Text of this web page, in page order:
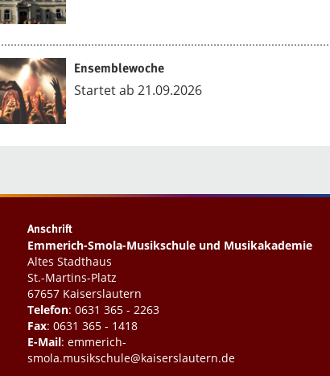
Ensemblewoche
Startet ab 21.09.2026
Anschrift
Emmerich-Smola-Musikschule und Musikakademie
Altes Stadthaus
St.-Martins-Platz
67657 Kaiserslautern
Telefon: 0631 365 - 2263
Fax: 0631 365 - 1418
E-Mail: emmerich-
smola.musikschule@kaiserslautern.de